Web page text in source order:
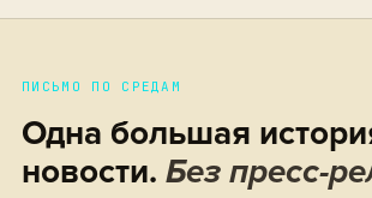
ПИСЬМО ПО СРЕДАМ
Одна большая
новости. Без пресс-